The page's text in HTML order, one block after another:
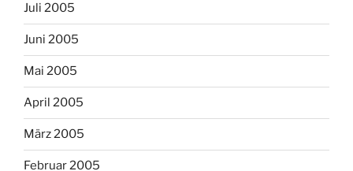
Juli 2005
Juni 2005
Mai 2005
April 2005
März 2005
Februar 2005